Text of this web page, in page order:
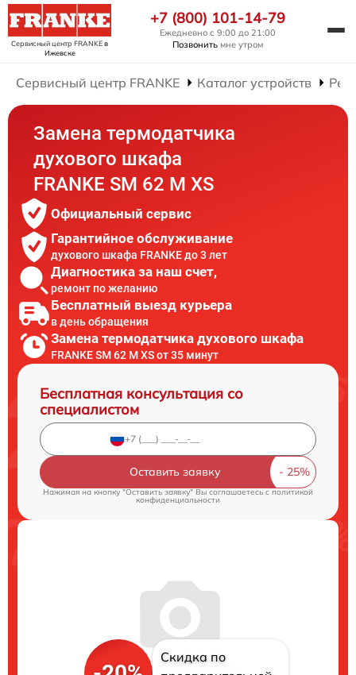
Сервисный центр FRANKEв
Ижевске
+7 (800) 101-14-79
Ежедневно с 9:00 до 21:00
Позвонить мне утром
Сервисный центр FRANKE Каталог устройств
Замена термодатчика
духового шкафа
FRANKE SM 62 M XS
Официальный сервис
Гарантийное обслуживание
духового шкафа FRANKE до 3 лет
Диагностика за наш счет,
ремонт по желанию
Бесплатный выезд курьера
в день обращения
Замена термодатчика духового шкафа
FRANKE SM 62 M XS от 35 минут
Бесплатная консультация со
специалистом
Оставить заявку
Нажимая на кнопку "Оставить заявку" Вы соглашаетесь cполитикой
конфиденциальности
Скидка по